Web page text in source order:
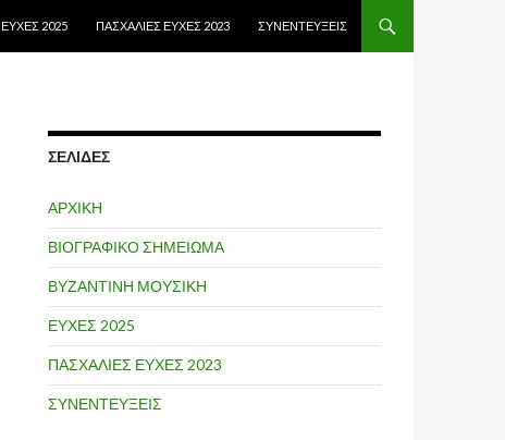
ΕΥΧΕΣ 2025 ΠΑΣΧΑΛΙΕΣ ΕΥΧΕΣ 2023 ΣΥΝΕΝΤΕΥΞΕΙΣ
ΣΕΛΊΔΕΣ
ΑΡΧΙΚΗ
ΒΙΟΓΡΑΦΙΚΟ ΣΗΜΕΙΩΜΑ
ΒΥΖΑΝΤΙΝΗ ΜΟΥΣΙΚΗ
ΕΥΧΕΣ 2025
ΠΑΣΧΑΛΙΕΣ ΕΥΧΕΣ 2023
ΣΥΝΕΝΤΕΥΞΕΙΣ